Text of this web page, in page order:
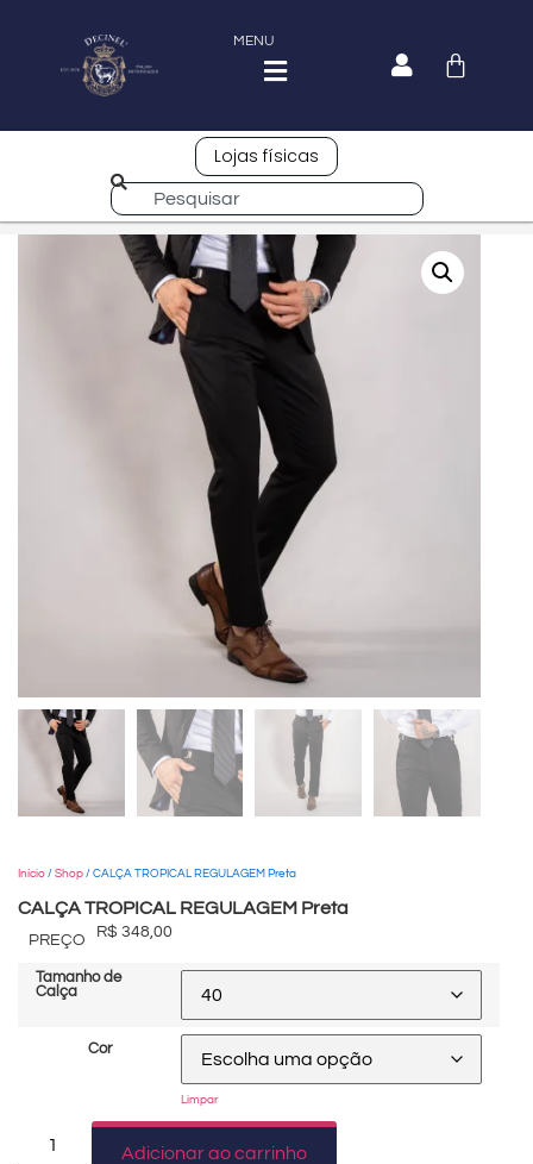
MENU
Lojas físicas
Início / Shop / CALÇA TROPICAL REGULAGEM Preta
CALÇA TROPICAL REGULAGEM Preta
PREÇO
R$ 348,00
Tamanho de
Calça
Cor
Limpar
Adicionar ao carrinho